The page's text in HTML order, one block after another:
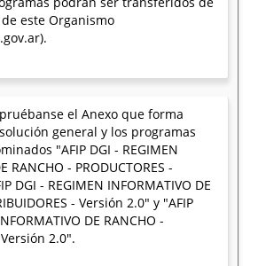
este Organismo
el Anexo que forma
general y los programas
"AFIP DGI - REGIMEN
RANCHO - PRODUCTORES -
DGI - REGIMEN INFORMATIVO DE
- Versión 2.0" y "AFIP
DE RANCHO -
Versión 2.0".